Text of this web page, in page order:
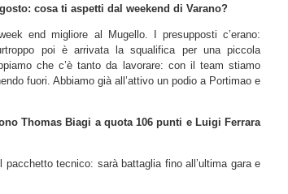
cosa ti aspetti dal weekend di Varano?
end migliore al Mugello. I presupposti c’erano:
poi è arrivata la squalifica per una piccola
che c’è tanto da lavorare: con il team stiamo
fuori. Abbiamo già all’attivo un podio a Portimao e
Thomas Biagi a quota 106 punti e Luigi Ferrara
tecnico: sarà battaglia fino all’ultima gara e